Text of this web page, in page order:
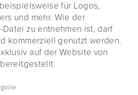
für Logos,
und mehr. Wie der
Datei zu entnehmen ist, darf
kommerziell genutzt werden.
auf der Website von
bereitgestellt.